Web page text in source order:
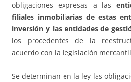
obligaciones expresas a las
filiales inmobiliarias de estas
inversión y las entidades de
los procedentes de la
acuerdo con la legislación
Se determinan en la ley las